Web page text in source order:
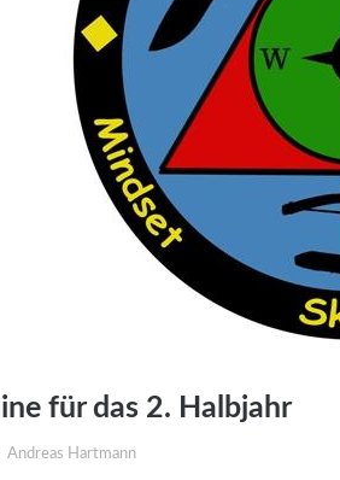
für das 2. Halbjahr
Andreas Hartmann